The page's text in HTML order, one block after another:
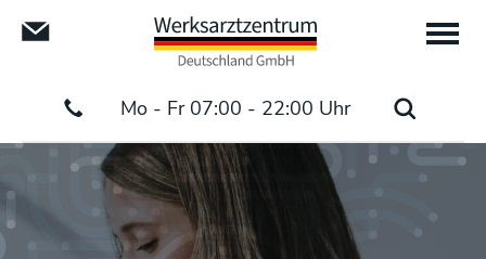
Mo - Fr 07:00 - 22:00 Uhr